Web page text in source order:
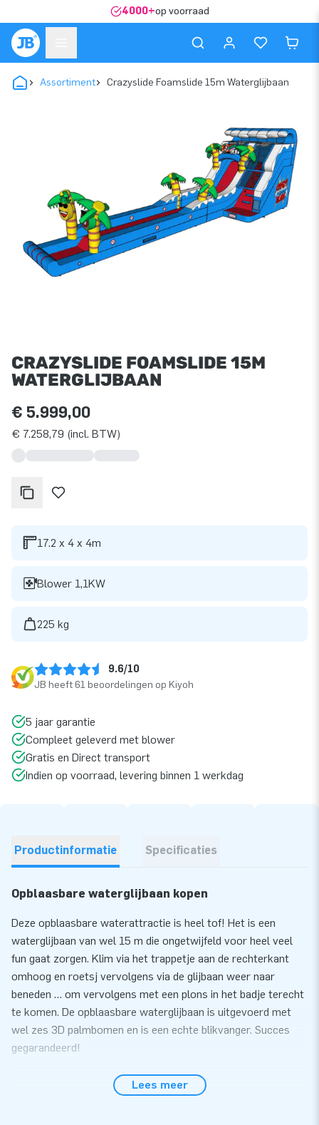
4000+op voorraad
Assortiment Crazyslide Foamslide 15m Waterglijbaan
CRAZYSLIDE FOAMSLIDE 15M
WATERGLIJBAAN
€ 5.999,00
€ 7.258,79 (incl. BTW)
17.2 x 4 x 4m
Blower 1,1KW
225 kg
9.6/10
JB heeft 61 beoordelingen op Kiyoh
5 jaar garantie
Compleet geleverd met blower
Gratis en Direct transport
Indien op voorraad, levering binnen 1 werkdag
Productinformatie Specificaties
Opblaasbare waterglijbaan kopen
Deze opblaasbare waterattractie is heel tof! Het is een
waterglijbaan van wel 15 m die ongetwijfeld voor heel veel
fun gaat zorgen. Klim via het trappetje aan de rechterkant
omhoog en roetsj vervolgens via de glijbaan weer naar
beneden … om vervolgens met een plons in het badje terecht
te komen. De opblaasbare waterglijbaan is uitgevoerd met
wel zes 3D palmbomen en is een echte blikvanger. Succes
gegarandeerd!
Kwalitatief sterke opblaasbare waterglijbaan met
Lees meer